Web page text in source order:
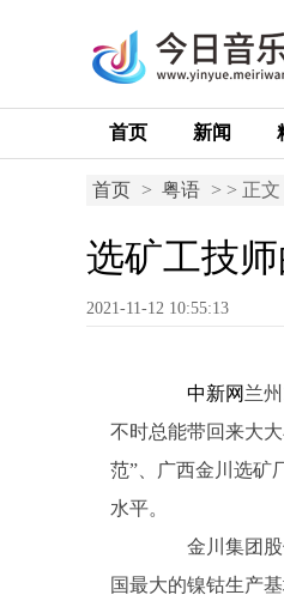
首页 新闻
首页 > 粤语 > > 正文
选矿工技
2021-11-12 10:55:13
中新网 兰
不时总能带回来大
范”、广西金川选矿
水平。
金川集团股
国最大的镍钴生产